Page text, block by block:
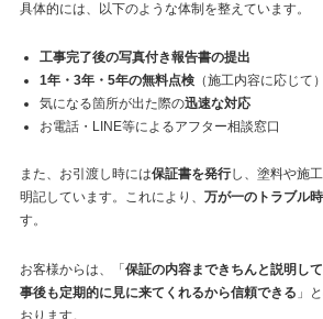
具体的には、以下のような体制を整えています。
工事完了後の写真付き報告書の提出
1年・3年・5年の無料点検（施工内容に応じて）
気になる箇所が出た際の迅速な対応
お電話・LINE等によるアフター相談窓口
また、お引渡し時には保証書を発行し、塗料や施
明記しています。これにより、 万が一のトラブル
す。
お客様からは、「 保証の内容まできちんと説明し
事後も定期的に見に来てくれるから信頼できる 」